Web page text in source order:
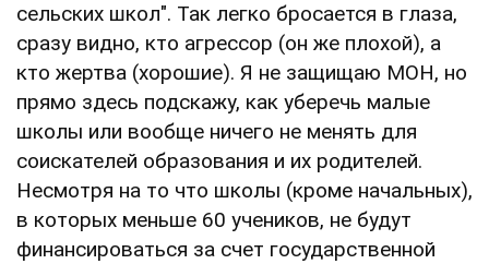
сельских школ". Так легко бросается в глаза,
сразу видно, кто агрессор (он же плохой), а
кто жертва (хорошие). Я не защищаю МОН, но
прямо здесь подскажу, как уберечь малые
школы или вообще ничего не менять для
соискателей образования и их родителей.
Несмотря на то что школы (кроме начальных),
в которых меньше 60 учеников, не будут
финансироваться за счет государственной